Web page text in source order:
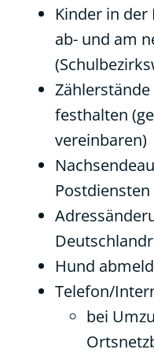
Kinder in
ab- und am
festhalten
vereinbaren)
Hund
Telefon/
bei